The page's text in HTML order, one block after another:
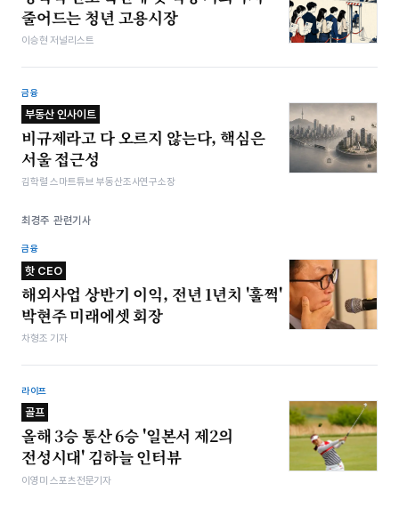
줄어드는 청년 고용시장
이승현 저널리스트
금융
부동산 인사이트
비규제라고 다 오르지 않는다, 핵심은
서울 접근성
김학렬 스마트튜브 부동산조사연구소장
최경주 관련기사
금융
핫 CEO
해외사업 상반기 이익, 전년 1년치 '훌쩍'
박현주 미래에셋 회장
차형조 기자
라이프
골프
올해 3승 통산 6승 '일본서 제2의
전성시대' 김하늘 인터뷰
이영미 스포츠전문기자